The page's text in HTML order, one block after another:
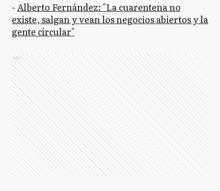
-Alberto Fernández: "La cuarentena no
existe, salgan y vean los negocios abiertos y la
gente circular"
Ads